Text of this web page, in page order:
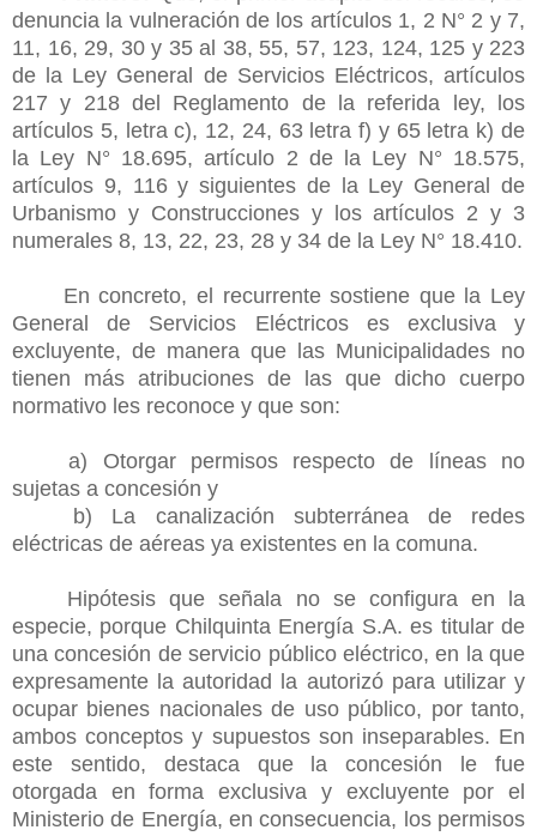
denuncia la vulneración de los artículos 1, 2 N° 2 y 7,
11, 16, 29, 30 y 35 al 38, 55, 57, 123, 124, 125 y 223
de la Ley General de Servicios Eléctricos, artículos
217 y 218 del Reglamento de la referida ley, los
artículos 5, letra c), 12, 24, 63 letra f) y 65 letra k) de
la Ley N° 18.695, artículo 2 de la Ley N° 18.575,
artículos 9, 116 y siguientes de la Ley General de
Urbanismo y Construcciones y los artículos 2 y 3
numerales 8, 13, 22, 23, 28 y 34 de la Ley N° 18.410.
En concreto, el recurrente sostiene que la Ley
General de Servicios Eléctricos es exclusiva y
excluyente, de manera que las Municipalidades no
tienen más atribuciones de las que dicho cuerpo
normativo les reconoce y que son:
a) Otorgar permisos respecto de líneas no
sujetas a concesión y
b) La canalización subterránea de redes
eléctricas de aéreas ya existentes en la comuna.
Hipótesis que señala no se configura en la
especie, porque Chilquinta Energía S.A. es titular de
una concesión de servicio público eléctrico, en la que
expresamente la autoridad la autorizó para utilizar y
ocupar bienes nacionales de uso público, por tanto,
ambos conceptos y supuestos son inseparables. En
este sentido, destaca que la concesión le fue
otorgada en forma exclusiva y excluyente por el
Ministerio de Energía, en consecuencia, los permisos